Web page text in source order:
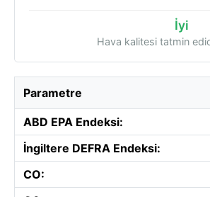
İyi
Hava kalitesi tatmin
Parametre
ABD EPA Endeksi:
İngiltere DEFRA Endeksi:
CO: